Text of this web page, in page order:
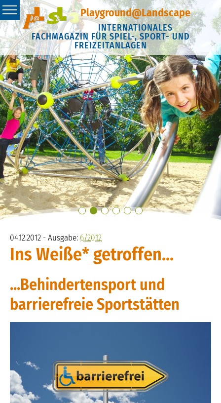
Playground@Landscape
INTERNATIONALES
FACHMAGAZIN FÜR SPIEL-, SPORT- UND
FREIZEITANLAGEN
04.12.2012 - Ausgabe: 6/2012
Ins Weiße* getroffen...
...Behindertensport und
barrierefreie Sportstätten